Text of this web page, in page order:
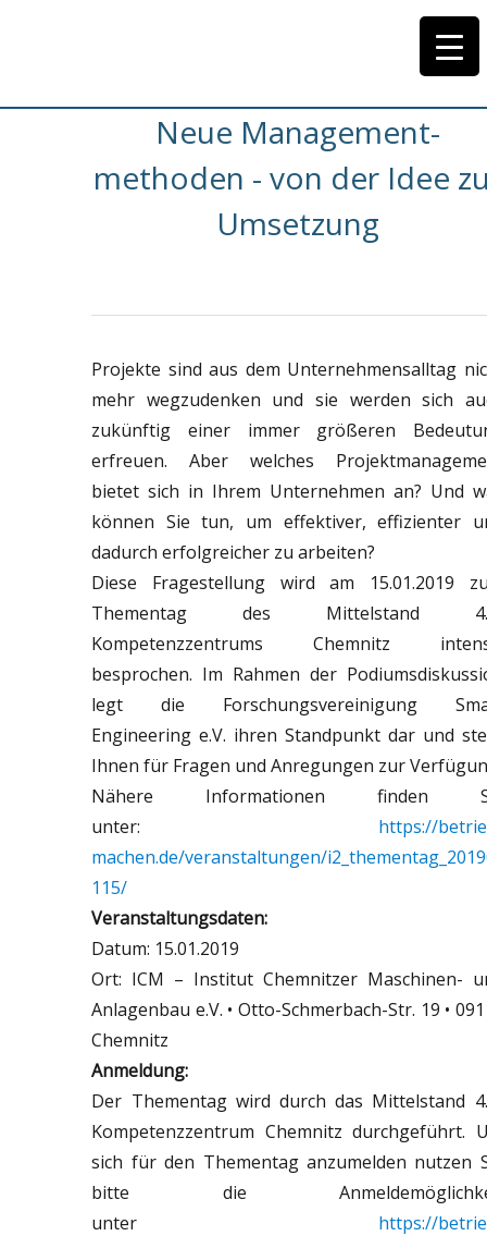
Neue Management­
methoden - von der Idee
Umsetzung
Projekte sind aus dem Unternehmensalltag
mehr wegzudenken und sie werden sich
zukünftig einer immer größeren
erfreuen. Aber welches
bietet sich in Ihrem Unternehmen an? Und
können Sie tun, um effektiver, effizienter
dadurch erfolgreicher zu arbeiten?
Diese Fragestellung wird am 15.01.2019
Thementag des Mittelstand
Kompetenzzentrums Chemnitz
besprochen. Im Rahmen der
legt die Forschungsvereinigung
Engineering e.V. ihren Standpunkt dar und
Ihnen für Fragen und Anregungen zur
Nähere Informationen finden
unter: https://
machen.de/veranstaltungen/
115/
Veranstaltungsdaten:
Datum: 15.01.2019
Ort: ICM – Institut Chemnitzer Maschinen-
Anlagenbau e.V. • Otto-Schmerbach-Str. 19 •
Chemnitz
Anmeldung:
Der Thementag wird durch das Mittelstand
Kompetenzzentrum Chemnitz durchgeführt.
sich für den Thementag anzumelden nutzen
bitte die
unter https://